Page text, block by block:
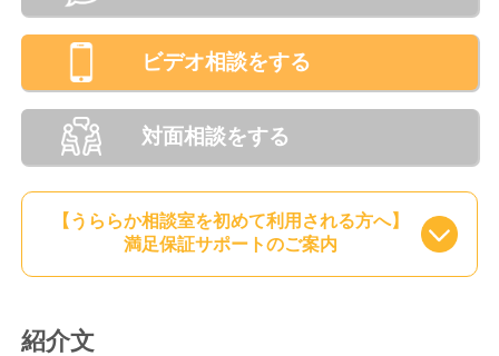
ビデオ相談をする
対面相談をする
【うららか相談室を初めて利用される方へ】
満足保証サポートのご案内
紹介文